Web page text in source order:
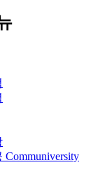
Communiversity